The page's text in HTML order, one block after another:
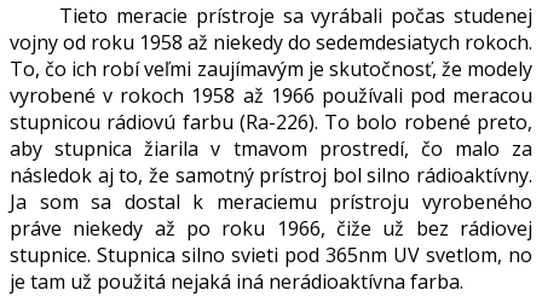
Tieto meracie prístroje sa vyrábali počas studenej
vojny od roku 1958 až niekedy do sedemdesiatych rokoch.
To, čo ich robí veľmi zaujímavým je skutočnosť, že modely
vyrobené v rokoch 1958 až 1966 používali pod meracou
stupnicou rádiovú farbu (Ra-226). To bolo robené preto,
aby stupnica žiarila v tmavom prostredí, čo malo za
následok aj to, že samotný prístroj bol silno rádioaktívny.
Ja som sa dostal k meraciemu prístroju vyrobeného
práve niekedy až po roku 1966, čiže už bez rádiovej
stupnice. Stupnica silno svieti pod 365nm UV svetlom, no
je tam už použitá nejaká iná nerádioaktívna farba.